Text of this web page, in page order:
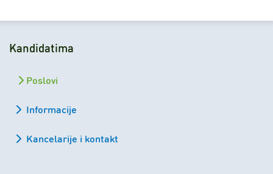
Kandidatima
Poslovi
Informacije
Kancelarije i kontakt